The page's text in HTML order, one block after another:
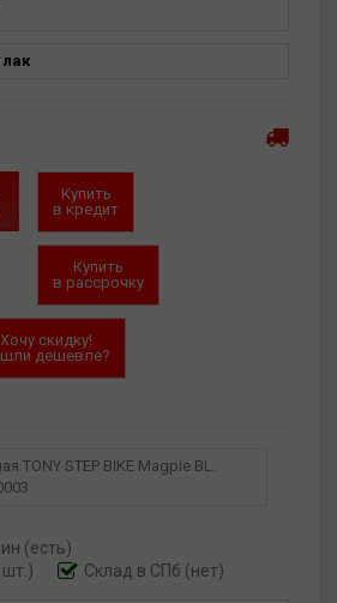
Купить
в кредит
Купить
в рассрочку
Хочу скидку!
дешевле?
(есть)
Склад в СПб (нет)